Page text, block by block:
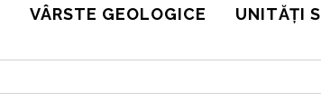
VÂRSTE GEOLOGICE UNITĂȚI